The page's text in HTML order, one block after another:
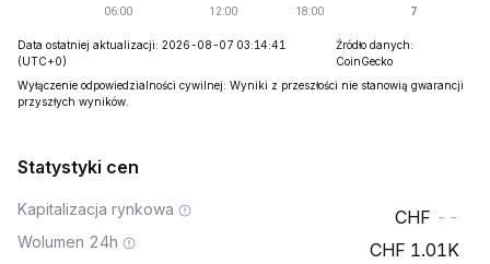
Data ostatniej aktualizacji: 2026-08-07 03:14:41
(UTC+0)
Źródło danych:
CoinGecko
Wyłączenie odpowiedzialności cywilnej: Wyniki z przeszłości nie stanowią gwarancji
przyszłych wyników.
Statystyki cen
Kapitalizacja rynkowa --
Wolumen 24h 1.01K